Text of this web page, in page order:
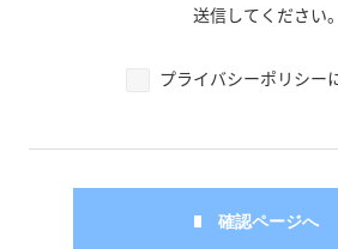
送信してください。
プライバシーポリシー